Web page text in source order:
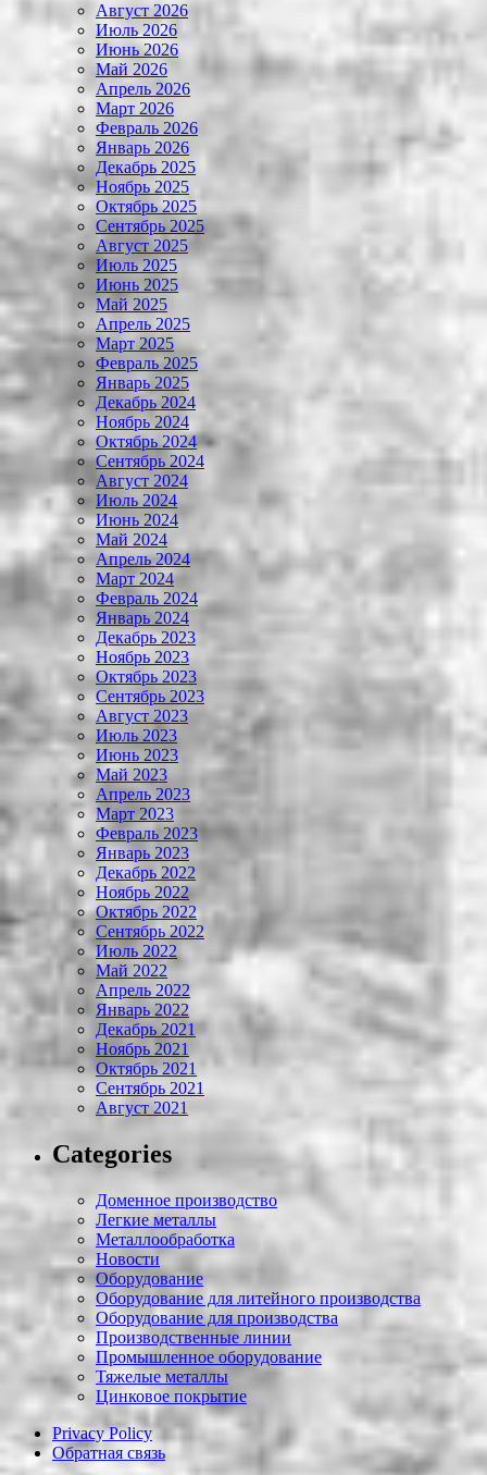
Август 2026
Июль 2026
Июнь 2026
Май 2026
Апрель 2026
Март 2026
Февраль 2026
Январь 2026
Декабрь 2025
Ноябрь 2025
Октябрь 2025
Сентябрь 2025
Август 2025
Июль 2025
Июнь 2025
Май 2025
Апрель 2025
Март 2025
Февраль 2025
Январь 2025
Декабрь 2024
Ноябрь 2024
Октябрь 2024
Сентябрь 2024
Август 2024
Июль 2024
Июнь 2024
Май 2024
Апрель 2024
Март 2024
Февраль 2024
Январь 2024
Декабрь 2023
Ноябрь 2023
Октябрь 2023
Сентябрь 2023
Август 2023
Июль 2023
Июнь 2023
Май 2023
Апрель 2023
Март 2023
Февраль 2023
Январь 2023
Декабрь 2022
Ноябрь 2022
Октябрь 2022
Сентябрь 2022
Июль 2022
Май 2022
Апрель 2022
Январь 2022
Декабрь 2021
Ноябрь 2021
Октябрь 2021
Сентябрь 2021
Август 2021
Categories
Доменное производство
Легкие металлы
Металлообработка
Новости
Оборудование
Оборудование для литейного производства
Оборудование для производства
Производственные линии
Промышленное оборудование
Тяжелые металлы
Цинковое покрытие
Privacy Policy
Обратная связь